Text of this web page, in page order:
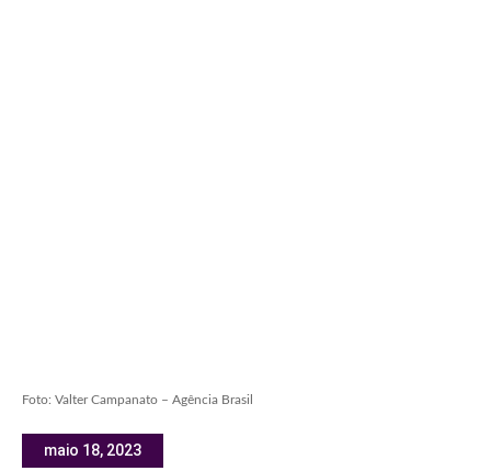
Foto: Valter Campanato – Agência Brasil
maio 18, 2023